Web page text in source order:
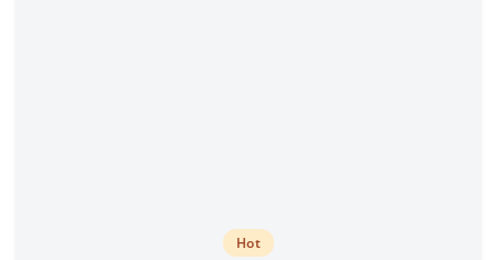
Hot